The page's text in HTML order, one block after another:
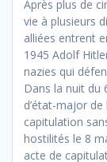
Après plus de
vie à plusieurs
alliées entrent
1945 Adolf
nazies qui
Dans la nuit du
d’état-major
capitulation
hostilités le 8
acte de